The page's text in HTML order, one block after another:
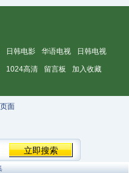
日韩电影 华语电视 日韩电视
1024高清 留言板 加入收藏
面